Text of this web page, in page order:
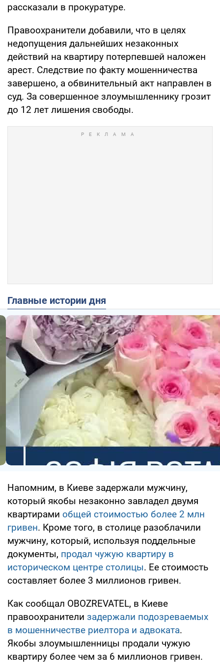
рассказали в прокуратуре.
Правоохранители добавили, что в целях
недопущения дальнейших незаконных
действий на квартиру потерпевшей наложен
арест. Следствие по факту мошенничества
завершено, а обвинительный акт направлен в
суд. За совершенное злоумышленнику грозит
до 12 лет лишения свободы.
Главные истории дня
Напомним, в Киеве задержали мужчину,
который якобы незаконно завладел двумя
квартирами общей стоимостью более 2 млн
гривен. Кроме того, в столице разоблачили
мужчину, который, используя поддельные
документы, продал чужую квартиру в
историческом центре столицы. Ее стоимость
составляет более 3 миллионов гривен.
Как сообщал OBOZREVATEL, в Киеве
правоохранители задержали подозреваемых
в мошенничестве риелтора и адвоката.
Якобы злоумышленницы продали чужую
квартиру более чем за 6 миллионов гривен.